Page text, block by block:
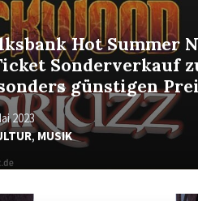
Hot Summer
Sonderverkauf
günstigen
2023
,MUSIK